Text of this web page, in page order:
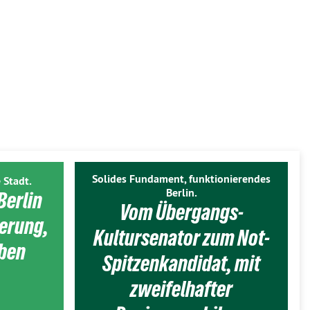
Solides Fundament, funktionierendes
Berlin.
Vom Übergangs-
Kultursenator zum Not-
Spitzenkandidat, mit
zweifelhafter